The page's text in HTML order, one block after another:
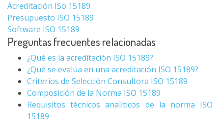
Acreditación ISo 15189
Presupuesto ISO 15189
Software ISO 15189
Preguntas frecuentes relacionadas
¿Qué es la acreditación ISO 15189?
¿Qué se evalúa en una acreditación ISO 15189?
Criterios de Selección Consultora ISO 15189
Composición de la Norma ISO 15189
Requisitos técnicos analíticos de la norma ISO
15189